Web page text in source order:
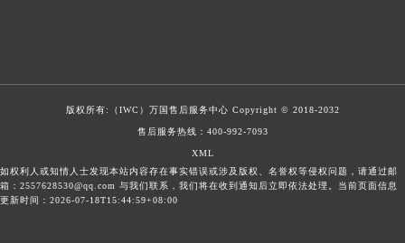
版权所有:（IWC） 万国售后服务中心 Copyright © 2018-2032
售后服务热线： 400-992-7093
XML
如权利人或知情人士发现本站内容存在事实错误或涉及版权、名誉权等侵权问题，请通过邮
箱：2557628530@qq.com 与我们联系，我们将在收到通知后立即依法处理。当前页面信息
更新时间：2026-07-18T15:44:59+08:00